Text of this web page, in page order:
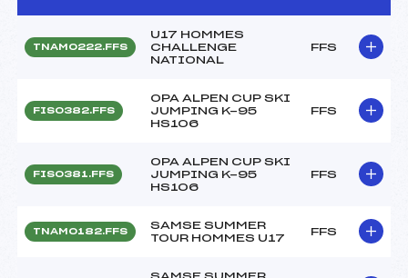
TNAM0222.FFS
U17 HOMMES
CHALLENGE
NATIONAL
FFS
FIS0382.FFS
OPA ALPEN CUP SKI
JUMPING K-95
HS106
FFS
FIS0381.FFS
OPA ALPEN CUP SKI
JUMPING K-95
HS106
FFS
TNAM0182.FFS
SAMSE SUMMER
TOUR HOMMES U17
FFS
SAMSE SUMMER